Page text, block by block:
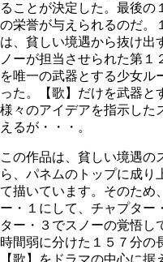
ることが決定した。最後の
の栄誉が与えられるのだ。
は、貧しい境遇から抜け出
ノーが担当させられた第１
を唯一の武器とする少女ル
った。【歌】だけを武器と
様々のアイデアを指示した
えるが・・・。
この作品は、貧しい境遇の
ら、パネムのトップに成り
て描いています。そのため
ー・１にして、チャプター
ター・３でスノーの覚悟し
時間弱に分けた１５７分の